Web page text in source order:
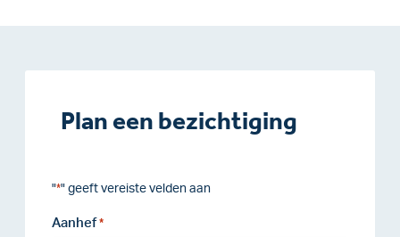
Plan een bezichtiging
"*" geeft vereiste velden aan
Aanhef *